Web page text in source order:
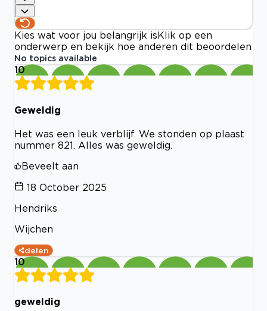
Kies wat voor jou belangrijk is Klik op een
onderwerp en bekijk hoe anderen dit beoordelen
No topics available
10
Geweldig
Het was een leuk verblijf. We stonden op plaast
nummer 821. Alles was geweldig.
Beveelt aan
18 October 2025
Hendriks
Wijchen
delen
10
geweldig